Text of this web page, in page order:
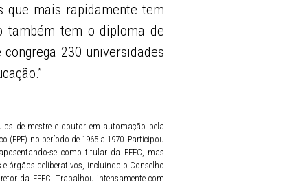
que mais rapidamente tem
também tem o diploma de
230 universidades
de mestre e doutor em automação pela
(FPE) no período de 1965 a 1970. Participou
se como titular da FEEC, mas
órgãos deliberativos, incluindo o Conselho
da FEEC. Trabalhou intensamente com